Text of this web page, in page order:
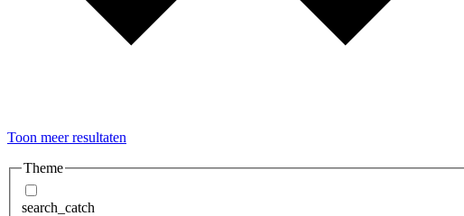
Toon meer resultaten
Theme
search_catch